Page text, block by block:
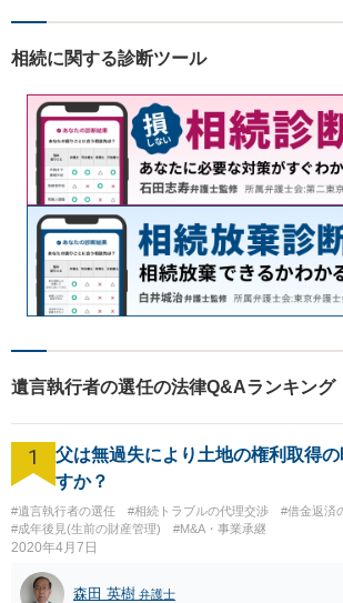
相続に関する診断ツール
遺言執行者の選任の法律Q&Aランキング
1
父は無過失により土地の権利取得の
すか？
#遺言執行者の選任 #相続トラブルの代理交渉
#借金返済
#成年後見(生前の財産管理)
#M&A・事業承継
2020年4月7日
森田 英樹 弁護士